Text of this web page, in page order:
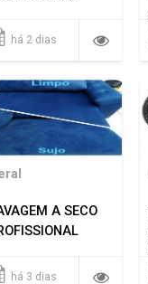
há 2 dias
A SECO
há 3 dias